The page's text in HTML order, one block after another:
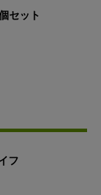
セット
フ